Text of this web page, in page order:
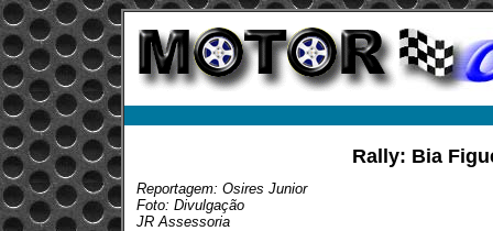
Rally: Bia
Reportagem: Osires Junior
Foto: Divulgação
JR Assessoria